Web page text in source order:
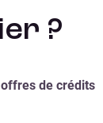
?
de crédits